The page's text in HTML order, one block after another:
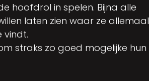
hoofdrol in spelen. Bijna alle
laten zien waar ze allemaal
vindt.
straks zo goed mogelijke hun